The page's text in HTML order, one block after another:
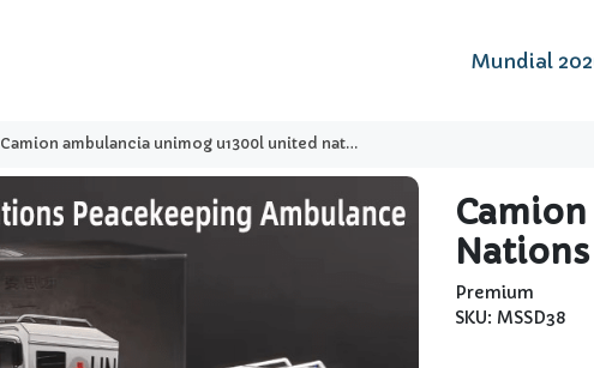
Mundial
Camion ambulancia unimog u1300l united nations peacekeeping tj1 024 - massdi
Premium
SKU: MSSD38